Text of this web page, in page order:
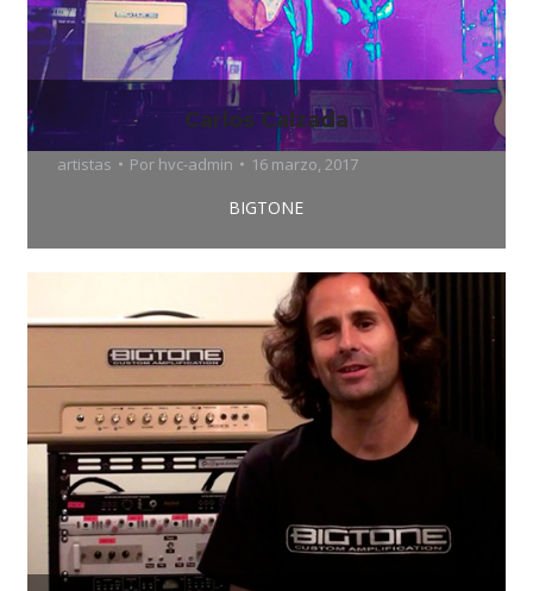
Carlos Calzada
artistas Por hvc-admin 16 marzo, 2017
BIGTONE